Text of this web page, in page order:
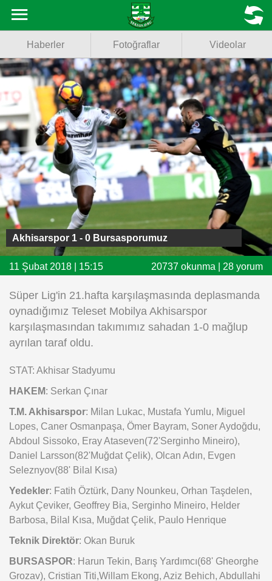
Fotoğraflar
Videolar
Basketbol
Voleybol
Puan Durumu
Fikstür
Facebook
Twitter
Instagram
Android
MENU
Haberler Fotoğraflar Videolar
Akhisarspor 1 - 0 Bursasporumuz
11 Şubat 2018 | 15:15 20737 okunma | 28 yorum
Süper Lig'in 21.hafta karşılaşmasında deplasmanda
oynadığımız Teleset Mobilya Akhisarspor
karşılaşmasından takımımız sahadan 1-0 mağlup
ayrılan taraf oldu.
STAT: Akhisar Stadyumu
HAKEM: Serkan Çınar
T.M. Akhisarspor: Milan Lukac, Mustafa Yumlu, Miguel
Lopes, Caner Osmanpaşa, Ömer Bayram, Soner Aydoğdu,
Abdoul Sissoko, Eray Ataseven(72'Serginho Mineiro),
Daniel Larsson(82'Muğdat Çelik), Olcan Adın, Evgen
Seleznyov(88' Bilal Kısa)
Yedekler: Fatih Öztürk, Dany Nounkeu, Orhan Taşdelen,
Aykut Çeviker, Geoffrey Bia, Serginho Mineiro, Helder
Barbosa, Bilal Kısa, Muğdat Çelik, Paulo Henrique
Teknik Direktör: Okan Buruk
BURSASPOR: Harun Tekin, Barış Yardımcı(68' Gheorghe
Grozav), Cristian Titi,Willam Ekong, Aziz Behich, Abdullahi